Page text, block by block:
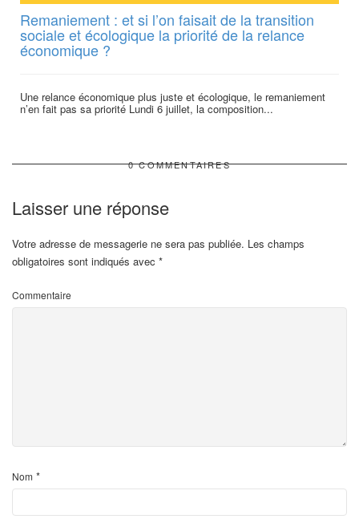
Remaniement : et si l’on faisait de la transition
sociale et écologique la priorité de la relance
économique ?
Une relance économique plus juste et écologique, le remaniement
n’en fait pas sa priorité Lundi 6 juillet, la composition...
0 COMMENTAIRES
Laisser une réponse
Votre adresse de messagerie ne sera pas publiée. Les champs
obligatoires sont indiqués avec *
Commentaire
Nom *